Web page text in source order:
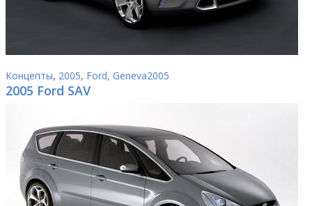
Концепты, 2005, Ford, Geneva2005
2005 Ford SAV